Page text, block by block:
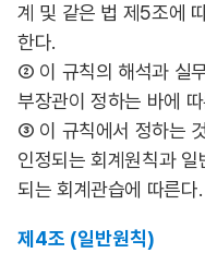
계 및 같은 법 제5조에
한다.
② 이 규칙의 해석과 실
부장관이 정하는 바에
③ 이 규칙에서 정하는
인정되는 회계원칙과
되는 회계관습에 따른다.
제4조 (일반원칙)